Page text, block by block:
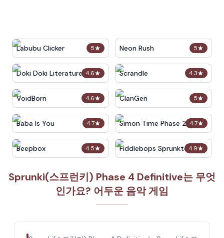
5★
Labubu Clicker 5★
Neon Rush
4.6★
Doki Doki Literature Club 4.3★
Scrandle
4.6★
VoidBorn 5★
ClanGen
4.7★
Baba Is You 4.7★
Simon Time Phase 2
4.5★
Beepbox 4.9★
Fiddlebops Sprunkters
Sprunki(스프런키) Phase 4 Definitive는 무엇
인가요? 어두운 음악 게임